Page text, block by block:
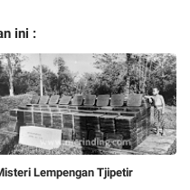
ini :
Lempengan Tjipetir